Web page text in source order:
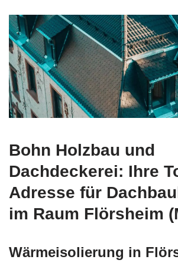
Bohn Holzbau und
Dachdeckerei: Ihre
Adresse für
im Raum Flörsheim
Wärmeisolierung in